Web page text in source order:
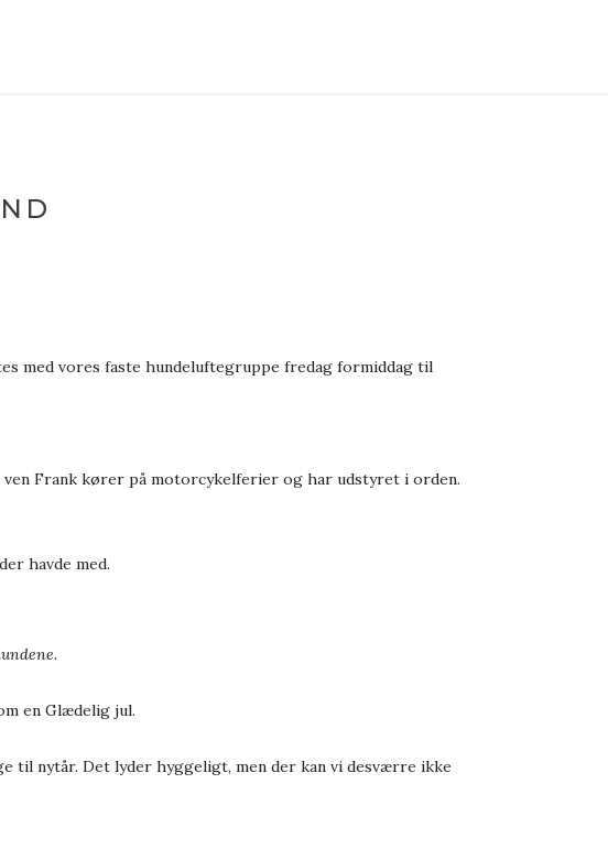
med vores faste hundeluftegruppe fredag formiddag til
ven Frank kører på motorcykelferier og har udstyret i orden.
havde med.
en Glædelig jul.
til nytår. Det lyder hyggeligt, men der kan vi desværre ikke